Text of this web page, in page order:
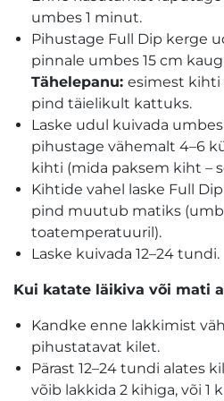
umbes 1 minut.
Pihustage Full Dip kerge
pinnale umbes 15 cm
Tähelepanu: esimest kihti
pind täielikult kattuks.
Laske udul kuivada
pihustage vähemalt 4–6
kihti (mida paksem kiht –
Kihtide vahel laske Full
pind muutub matiks
toatemperatuuril).
Laske kuivada 12–24 tundi.
Kui katate läikiva või mati
Kandke enne lakkimist
pihustatavat kilet.
Pärast 12–24 tundi alates
võib lakkida 2 kihiga, või 1